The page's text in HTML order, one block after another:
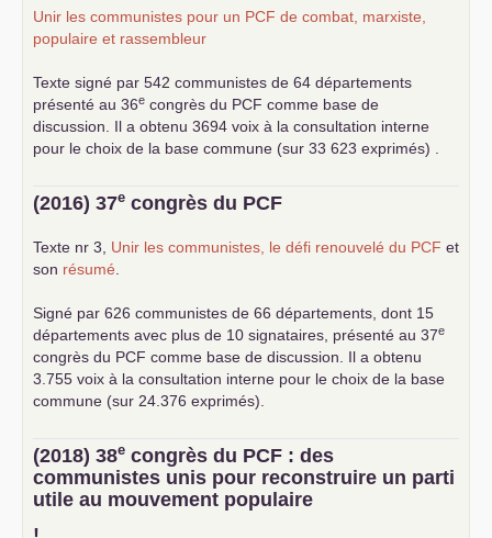
Unir les communistes pour un PCF de combat, marxiste,
populaire et rassembleur
Texte signé par 542 communistes de 64 départements
présenté au 36e congrès du PCF comme base de
discussion. Il a obtenu 3694 voix à la consultation interne
pour le choix de la base commune (sur 33 623 exprimés) .
(2016) 37e congrès du PCF
Texte nr 3, Unir les communistes, le défi renouvelé du PCF et
son résumé
Signé par 626 communistes de 66 départements, dont 15
départements avec plus de 10 signataires, présenté au 37e
congrès du PCF comme base de discussion. Il a obtenu
3.755 voix à la consultation interne pour le choix de la base
commune (sur 24.376 exprimés).
(2018) 38e congrès du PCF : des
communistes unis pour reconstruire un parti
utile au mouvement populaire